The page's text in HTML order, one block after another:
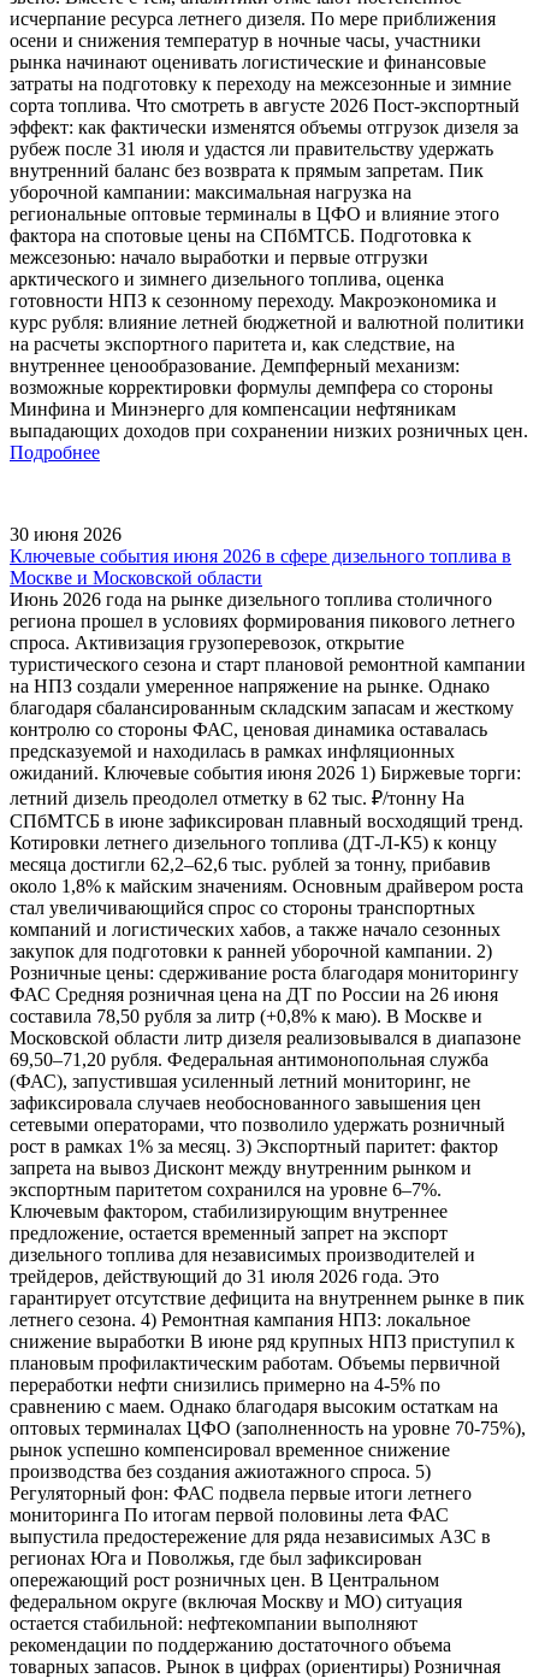
исчерпание ресурса летнего дизеля. По мере приближения
осени и снижения температур в ночные часы, участники
рынка начинают оценивать логистические и финансовые
затраты на подготовку к переходу на межсезонные и зимние
сорта топлива. Что смотреть в августе 2026 Пост-экспортный
эффект: как фактически изменятся объемы отгрузок дизеля за
рубеж после 31 июля и удастся ли правительству удержать
внутренний баланс без возврата к прямым запретам. Пик
уборочной кампании: максимальная нагрузка на
региональные оптовые терминалы в ЦФО и влияние этого
фактора на спотовые цены на СПбМТСБ. Подготовка к
межсезонью: начало выработки и первые отгрузки
арктического и зимнего дизельного топлива, оценка
готовности НПЗ к сезонному переходу. Макроэкономика и
курс рубля: влияние летней бюджетной и валютной политики
на расчеты экспортного паритета и, как следствие, на
внутреннее ценообразование. Демпферный механизм:
возможные корректировки формулы демпфера со стороны
Минфина и Минэнерго для компенсации нефтяникам
выпадающих доходов при сохранении низких розничных цен.
Подробнее
30 июня 2026
Ключевые события июня 2026 в сфере дизельного топлива в
Москве и Московской области
Июнь 2026 года на рынке дизельного топлива столичного
региона прошел в условиях формирования пикового летнего
спроса. Активизация грузоперевозок, открытие
туристического сезона и старт плановой ремонтной кампании
на НПЗ создали умеренное напряжение на рынке. Однако
благодаря сбалансированным складским запасам и жесткому
контролю со стороны ФАС, ценовая динамика оставалась
предсказуемой и находилась в рамках инфляционных
ожиданий. Ключевые события июня 2026 1) Биржевые торги:
летний дизель преодолел отметку в 62 тыс. ₽/тонну На
СПбМТСБ в июне зафиксирован плавный восходящий тренд.
Котировки летнего дизельного топлива (ДТ-Л-К5) к концу
месяца достигли 62,2–62,6 тыс. рублей за тонну, прибавив
около 1,8% к майским значениям. Основным драйвером роста
стал увеличивающийся спрос со стороны транспортных
компаний и логистических хабов, а также начало сезонных
закупок для подготовки к ранней уборочной кампании. 2)
Розничные цены: сдерживание роста благодаря мониторингу
ФАС Средняя розничная цена на ДТ по России на 26 июня
составила 78,50 рубля за литр (+0,8% к маю). В Москве и
Московской области литр дизеля реализовывался в диапазоне
69,50–71,20 рубля. Федеральная антимонопольная служба
(ФАС), запустившая усиленный летний мониторинг, не
зафиксировала случаев необоснованного завышения цен
сетевыми операторами, что позволило удержать розничный
рост в рамках 1% за месяц. 3) Экспортный паритет: фактор
запрета на вывоз Дисконт между внутренним рынком и
экспортным паритетом сохранился на уровне 6–7%.
Ключевым фактором, стабилизирующим внутреннее
предложение, остается временный запрет на экспорт
дизельного топлива для независимых производителей и
трейдеров, действующий до 31 июля 2026 года. Это
гарантирует отсутствие дефицита на внутреннем рынке в пик
летнего сезона. 4) Ремонтная кампания НПЗ: локальное
снижение выработки В июне ряд крупных НПЗ приступил к
плановым профилактическим работам. Объемы первичной
переработки нефти снизились примерно на 4-5% по
сравнению с маем. Однако благодаря высоким остаткам на
оптовых терминалах ЦФО (заполненность на уровне 70-75%),
рынок успешно компенсировал временное снижение
производства без создания ажиотажного спроса. 5)
Регуляторный фон: ФАС подвела первые итоги летнего
мониторинга По итогам первой половины лета ФАС
выпустила предостережение для ряда независимых АЗС в
регионах Юга и Поволжья, где был зафиксирован
опережающий рост розничных цен. В Центральном
федеральном округе (включая Москву и МО) ситуация
остается стабильной: нефтекомпании выполняют
рекомендации по поддержанию достаточного объема
товарных запасов. Рынок в цифрах (ориентиры) Розничная